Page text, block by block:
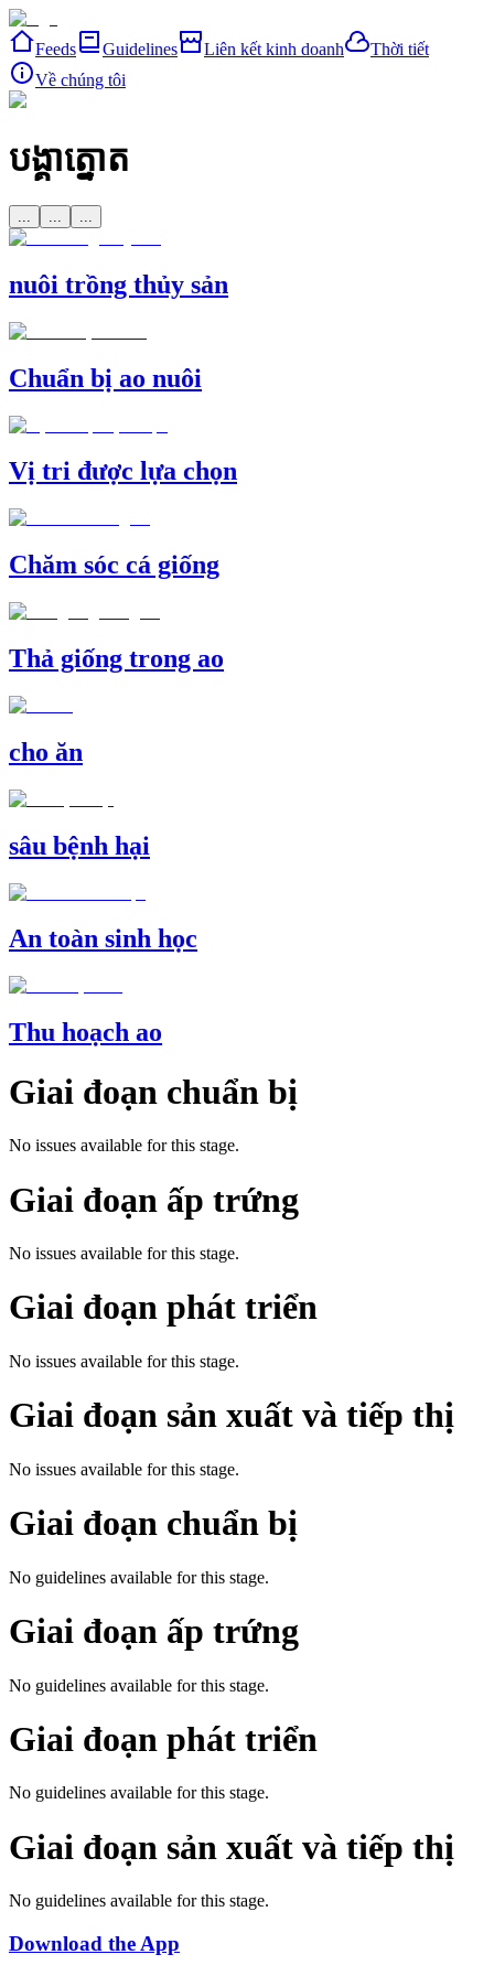
Feeds Guidelines Liên kết kinh doanh
Thời tiết
Về chúng tôi
បង្គាត្នោត
nuôi trồng thủy sản
Chuẩn bị ao nuôi
Vị tri được lựa chọn
Chăm sóc cá giống
Thả giống trong ao
cho ăn
sâu bệnh hại
An toàn sinh học
Thu hoạch ao
Giai đoạn chuẩn bị
No issues available for this stage.
Giai đoạn ấp trứng
No issues available for this stage.
Giai đoạn phát triển
No issues available for this stage.
Giai đoạn sản xuất và tiếp thị
No issues available for this stage.
Giai đoạn chuẩn bị
No guidelines available for this stage.
Giai đoạn ấp trứng
No guidelines available for this stage.
Giai đoạn phát triển
No guidelines available for this stage.
Giai đoạn sản xuất và tiếp thị
No guidelines available for this stage.
Download the App